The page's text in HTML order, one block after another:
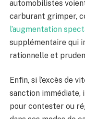
automobilistes
carburant grimper,
l’augmentation
supplémentaire qui
rationnelle et
Enfin, si l’excès de
sanction immédiate,
pour contester ou